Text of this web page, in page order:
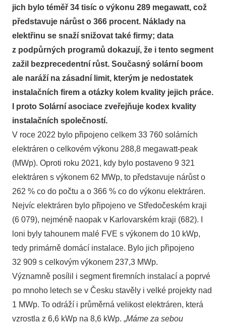
jich bylo téměř 34 tisíc o výkonu 289 megawatt, což
představuje nárůst o 366 procent. Náklady na
elektřinu se snaží snižovat také firmy; data
z podpůrných programů dokazují, že i tento segment
zažil bezprecedentní růst. Současný solární boom
ale naráží na zásadní limit, kterým je nedostatek
instalačních firem a otázky kolem kvality jejich práce.
I proto Solární asociace zveřejňuje kodex kvality
instalačních společností.
V roce 2022 bylo připojeno celkem 33 760 solárních
elektráren o celkovém výkonu 288,8 megawatt-peak
(MWp). Oproti roku 2021, kdy bylo postaveno 9 321
elektráren s výkonem 62 MWp, to představuje nárůst o
262 % co do počtu a o 366 % co do výkonu elektráren.
Nejvíc elektráren bylo připojeno ve Středočeském kraji
(6 079), nejméně naopak v Karlovarském kraji (682). I
loni byly tahounem malé FVE s výkonem do 10 kWp,
tedy primárně domácí instalace. Bylo jich připojeno
32 909 s celkovým výkonem 237,3 MWp.
Významně posílil i segment firemních instalací a poprvé
po mnoho letech se v Česku stavěly i velké projekty nad
1 MWp. To odráží i průměrná velikost elektráren, která
vzrostla z 6,6 kWp na 8,6 kWp. „Máme za sebou